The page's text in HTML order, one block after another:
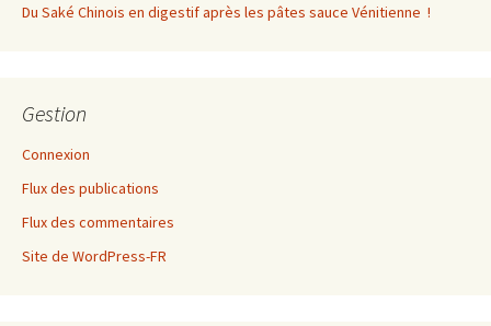
Du Saké Chinois en digestif après les pâtes sauce Vénitienne !
Gestion
Connexion
Flux des publications
Flux des commentaires
Site de WordPress-FR